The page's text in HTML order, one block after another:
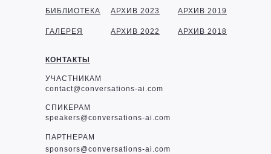
КОНТАКТЫ
БИБЛИОТЕКА
УЧАСТНИКАМ
contact@conversations-ai.com
СПИКЕРАМ
speakers@conversations-ai.com
ПАРТНЕРАМ
sponsors@conversations-ai.com
ГАЛЕРЕЯ
АРХИВ 2023
АРХИВ 2022
АРХИВ 2019
АРХИВ 2018